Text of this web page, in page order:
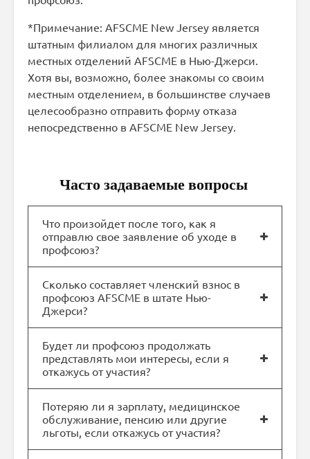
*Примечание: AFSCME New Jersey является
штатным филиалом для многих различных
местных отделений AFSCME в Нью-Джерси.
Хотя вы, возможно, более знакомы со своим
местным отделением, в большинстве случаев
целесообразно отправить форму отказа
непосредственно в AFSCME New Jersey.
Часто задаваемые вопросы
Что произойдет после того, как я
отправлю свое заявление об уходе в
профсоюз?
Сколько составляет членский взнос в
профсоюз AFSCME в штате Нью-
Джерси?
Будет ли профсоюз продолжать
представлять мои интересы, если я
откажусь от участия?
Потеряю ли я зарплату, медицинское
обслуживание, пенсию или другие
льготы, если откажусь от участия?